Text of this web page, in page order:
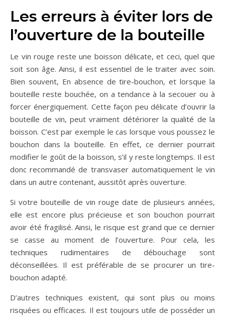
Les erreurs à éviter lors de
l’ouverture de la bouteille
Le vin rouge reste une boisson délicate, et ceci, quel que
soit son âge. Ainsi, il est essentiel de le traiter avec soin.
Bien souvent, En absence de tire-bouchon, et lorsque la
bouteille reste bouchée, on a tendance à la secouer ou à
forcer énergiquement. Cette façon peu délicate d’ouvrir la
bouteille de vin, peut vraiment détériorer la qualité de la
boisson. C’est par exemple le cas lorsque vous poussez le
bouchon dans la bouteille. En effet, ce dernier pourrait
modifier le goût de la boisson, s’il y reste longtemps. Il est
donc recommandé de transvaser automatiquement le vin
dans un autre contenant, aussitôt après ouverture.
Si votre bouteille de vin rouge date de plusieurs années,
elle est encore plus précieuse et son bouchon pourrait
avoir été fragilisé. Ainsi, le risque est grand que ce dernier
se casse au moment de l’ouverture. Pour cela, les
techniques rudimentaires de débouchage sont
déconseillées. Il est préférable de se procurer un tire-
bouchon adapté.
D’autres techniques existent, qui sont plus ou moins
risquées ou efficaces. Il est toujours utile de posséder un